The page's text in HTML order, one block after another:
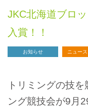
JKC北海道ブロ
入賞！！
お知らせ ニュー
トリミングの技
ング競技会が9月